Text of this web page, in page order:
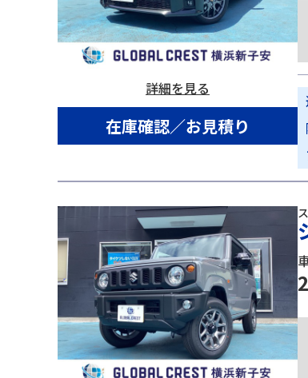
詳細を見る
在庫確認／お見積り